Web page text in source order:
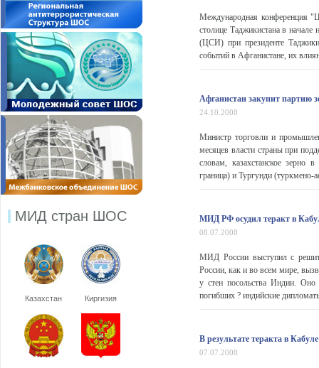
МИД стран ШОС
Казахстан Киргизия
Международная конференция
столице Таджикистана в начале
(ЦСИ) при президенте
событий в Афганистане, их
Афганистан закупит партию
24.10.2008
Министр торговли и
месяцев власти страны при
словам, казахстанское зерно
граница) и Тургунди (туркмено-
МИД РФ осудил теракт в
08.07.2008
МИД России выступил с
России, как и во всем мире,
у стен посольства Индии. Оно
погибших ? индийские
В результате теракта в
07.07.2008